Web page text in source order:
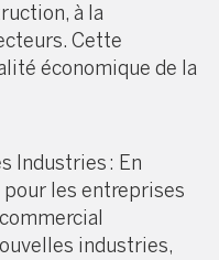
à la
Cette
économique de la
Industries : En
les entreprises
industries,